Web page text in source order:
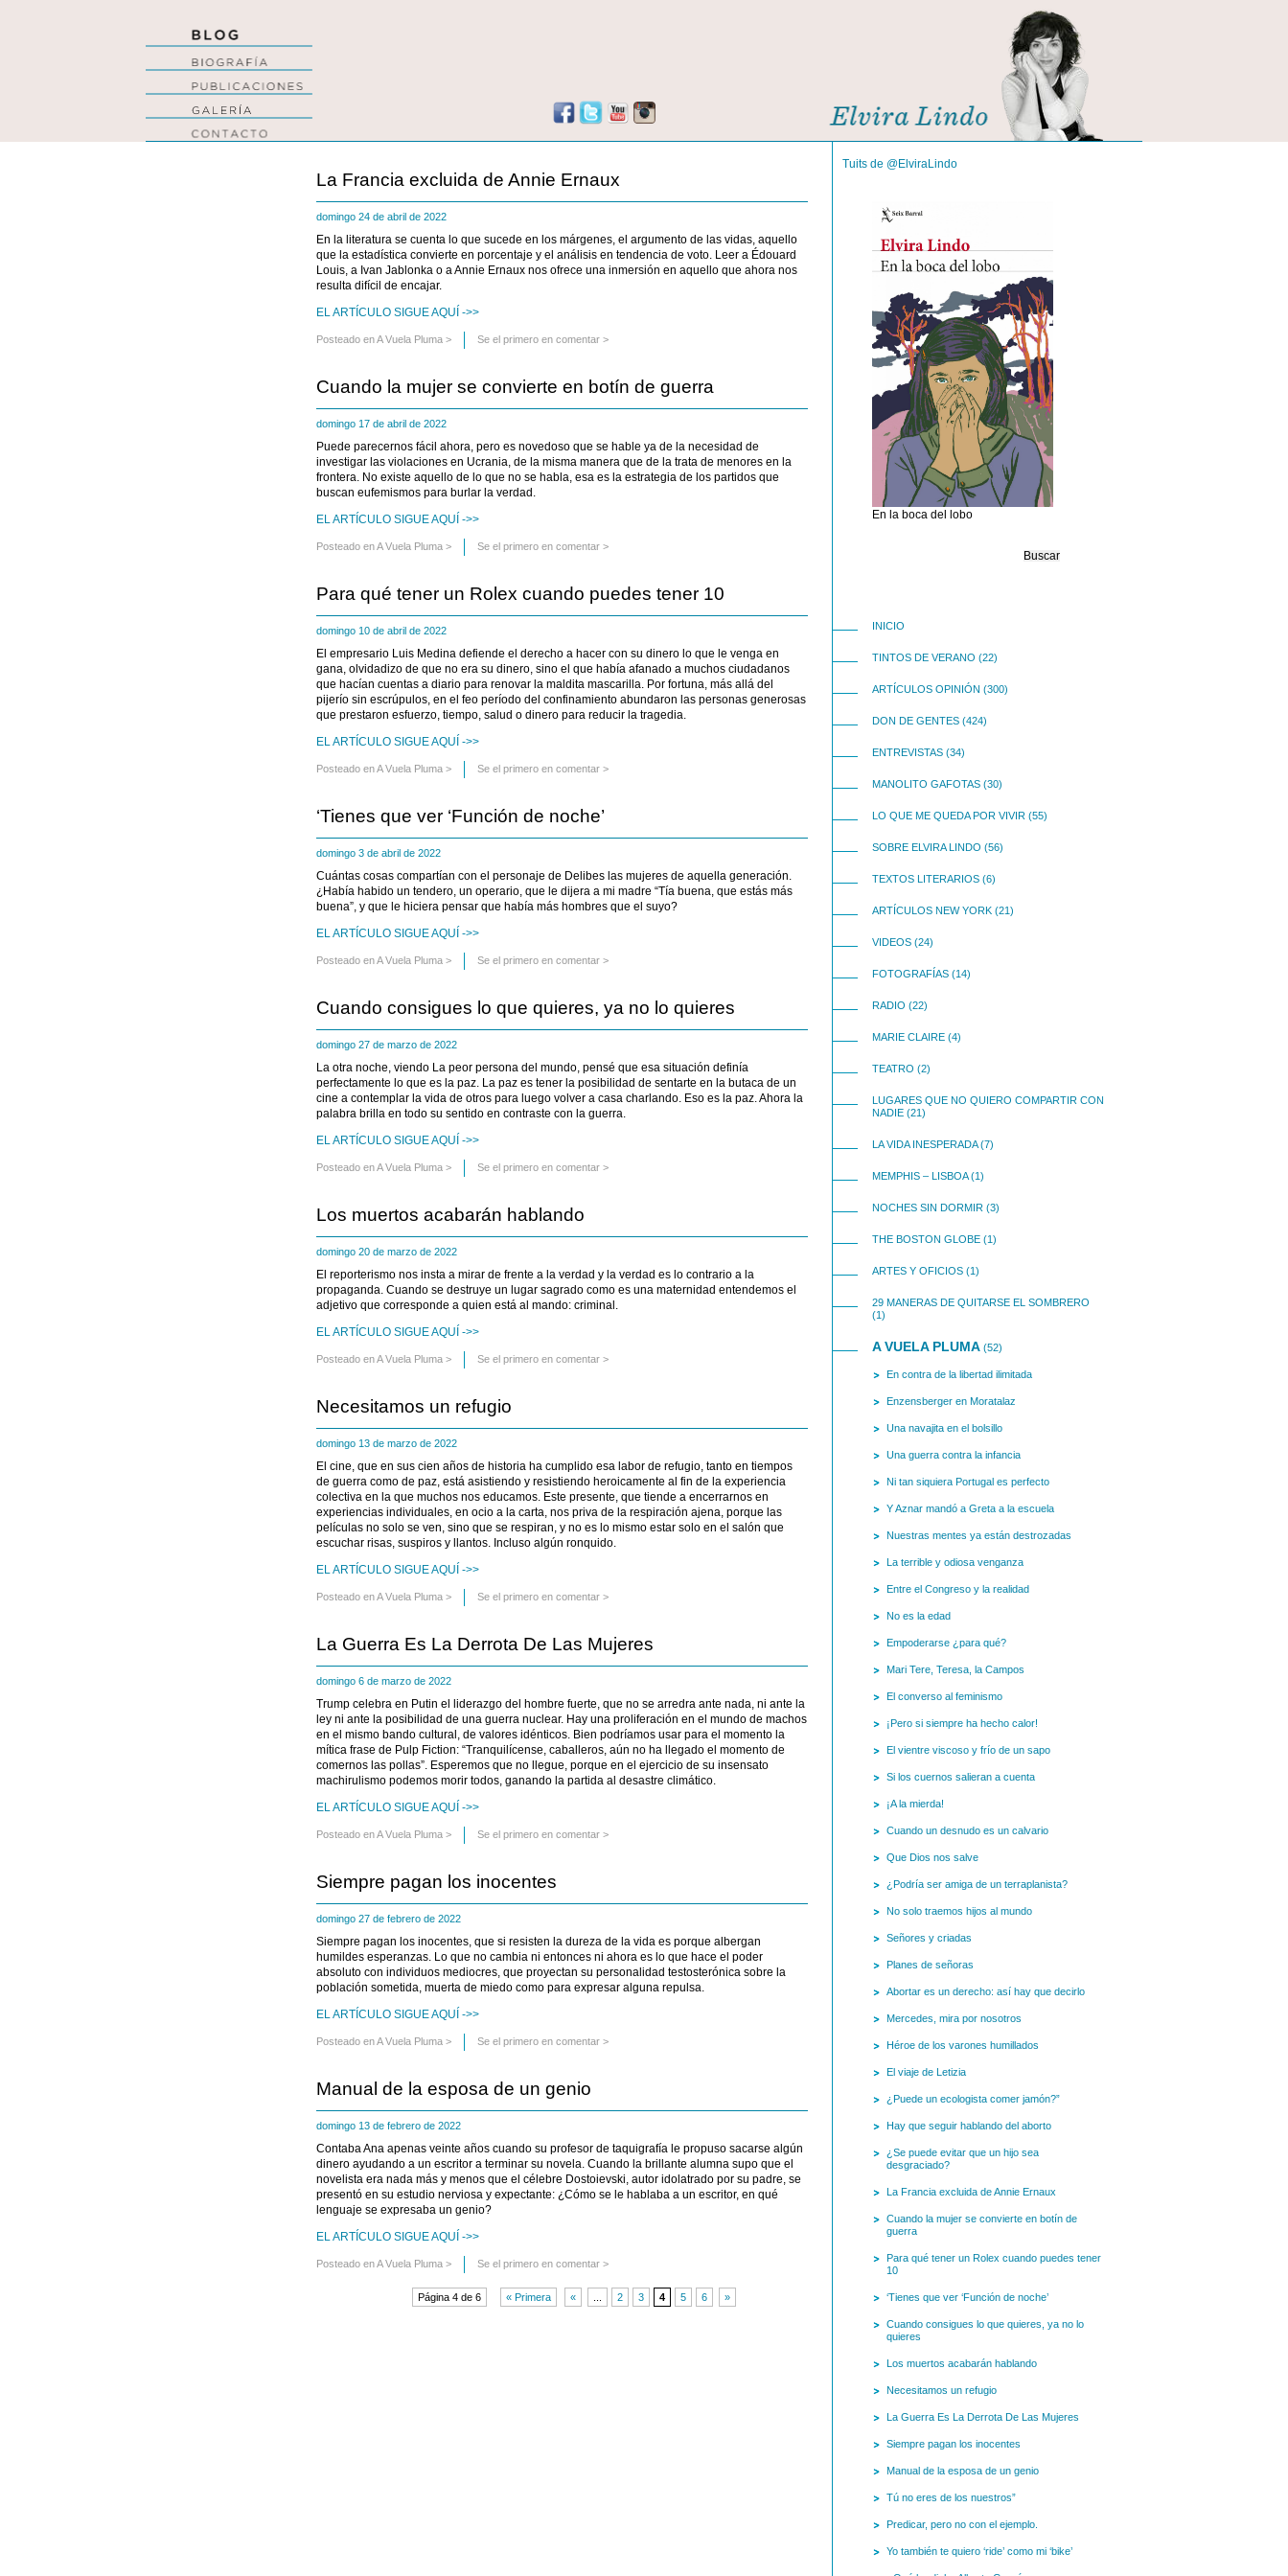
La Francia excluida de Annie Ernaux
domingo 24 de abril de 2022
En la literatura se cuenta lo que sucede en los márgenes, el argumento de las vidas, aquello
que la estadística convierte en porcentaje y el análisis en tendencia de voto. Leer a Édouard
Louis, a Ivan Jablonka o a Annie Ernaux nos ofrece una inmersión en aquello que ahora nos
resulta difícil de encajar.
EL ARTÍCULO SIGUE AQUÍ ->>
Posteado enA Vuela Pluma > Se el primero en comentar >
Cuando la mujer se convierte en botín de guerra
domingo 17 de abril de 2022
Puede parecernos fácil ahora, pero es novedoso que se hable ya de la necesidad de
investigar las violaciones en Ucrania, de la misma manera que de la trata de menores en la
frontera. No existe aquello de lo que no se habla, esa es la estrategia de los partidos que
buscan eufemismos para burlar la verdad.
EL ARTÍCULO SIGUE AQUÍ ->>
Posteado enA Vuela Pluma > Se el primero en comentar >
Para qué tener un Rolex cuando puedes tener 10
domingo 10 de abril de 2022
El empresario Luis Medina defiende el derecho a hacer con su dinero lo que le venga en
gana, olvidadizo de que no era su dinero, sino el que había afanado a muchos ciudadanos
que hacían cuentas a diario para renovar la maldita mascarilla. Por fortuna, más allá del
pijerío sin escrúpulos, en el feo período del confinamiento abundaron las personas generosas
que prestaron esfuerzo, tiempo, salud o dinero para reducir la tragedia.
EL ARTÍCULO SIGUE AQUÍ ->>
Posteado enA Vuela Pluma > Se el primero en comentar >
‘Tienes que ver ‘Función de noche’
domingo 3 de abril de 2022
Cuántas cosas compartían con el personaje de Delibes las mujeres de aquella generación.
¿Había habido un tendero, un operario, que le dijera a mi madre “Tía buena, que estás más
buena”, y que le hiciera pensar que había más hombres que el suyo?
EL ARTÍCULO SIGUE AQUÍ ->>
Posteado enA Vuela Pluma > Se el primero en comentar >
Cuando consigues lo que quieres, ya no lo quieres
domingo 27 de marzo de 2022
La otra noche, viendo La peor persona del mundo, pensé que esa situación definía
perfectamente lo que es la paz. La paz es tener la posibilidad de sentarte en la butaca de un
cine a contemplar la vida de otros para luego volver a casa charlando. Eso es la paz. Ahora la
palabra brilla en todo su sentido en contraste con la guerra.
EL ARTÍCULO SIGUE AQUÍ ->>
Posteado enA Vuela Pluma > Se el primero en comentar >
Los muertos acabarán hablando
domingo 20 de marzo de 2022
El reporterismo nos insta a mirar de frente a la verdad y la verdad es lo contrario a la
propaganda. Cuando se destruye un lugar sagrado como es una maternidad entendemos el
adjetivo que corresponde a quien está al mando: criminal.
EL ARTÍCULO SIGUE AQUÍ ->>
Posteado enA Vuela Pluma > Se el primero en comentar >
Necesitamos un refugio
domingo 13 de marzo de 2022
El cine, que en sus cien años de historia ha cumplido esa labor de refugio, tanto en tiempos
de guerra como de paz, está asistiendo y resistiendo heroicamente al fin de la experiencia
colectiva en la que muchos nos educamos. Este presente, que tiende a encerrarnos en
experiencias individuales, en ocio a la carta, nos priva de la respiración ajena, porque las
películas no solo se ven, sino que se respiran, y no es lo mismo estar solo en el salón que
escuchar risas, suspiros y llantos. Incluso algún ronquido.
EL ARTÍCULO SIGUE AQUÍ ->>
Posteado enA Vuela Pluma > Se el primero en comentar >
La Guerra Es La Derrota De Las Mujeres
domingo 6 de marzo de 2022
Trump celebra en Putin el liderazgo del hombre fuerte, que no se arredra ante nada, ni ante la
ley ni ante la posibilidad de una guerra nuclear. Hay una proliferación en el mundo de machos
en el mismo bando cultural, de valores idénticos. Bien podríamos usar para el momento la
mítica frase de Pulp Fiction: “Tranquilícense, caballeros, aún no ha llegado el momento de
comernos las pollas”. Esperemos que no llegue, porque en el ejercicio de su insensato
machirulismo podemos morir todos, ganando la partida al desastre climático.
EL ARTÍCULO SIGUE AQUÍ ->>
Posteado enA Vuela Pluma > Se el primero en comentar >
Siempre pagan los inocentes
domingo 27 de febrero de 2022
Siempre pagan los inocentes, que si resisten la dureza de la vida es porque albergan
humildes esperanzas. Lo que no cambia ni entonces ni ahora es lo que hace el poder
absoluto con individuos mediocres, que proyectan su personalidad testosterónica sobre la
población sometida, muerta de miedo como para expresar alguna repulsa.
EL ARTÍCULO SIGUE AQUÍ ->>
Posteado enA Vuela Pluma > Se el primero en comentar >
Manual de la esposa de un genio
domingo 13 de febrero de 2022
Contaba Ana apenas veinte años cuando su profesor de taquigrafía le propuso sacarse algún
dinero ayudando a un escritor a terminar su novela. Cuando la brillante alumna supo que el
novelista era nada más y menos que el célebre Dostoievski, autor idolatrado por su padre, se
presentó en su estudio nerviosa y expectante: ¿Cómo se le hablaba a un escritor, en qué
lenguaje se expresaba un genio?
EL ARTÍCULO SIGUE AQUÍ ->>
Posteado enA Vuela Pluma > Se el primero en comentar >
Página 4 de 6 « Primera « 2 3 4 5 6 »
Tuits de @ElviraLindo
En la boca del lobo
INICIO
TINTOS DE VERANO (22)
ARTÍCULOS OPINIÓN (300)
DON DE GENTES (424)
ENTREVISTAS (34)
MANOLITO GAFOTAS (30)
LO QUE ME QUEDA POR VIVIR (55)
SOBRE ELVIRA LINDO (56)
TEXTOS LITERARIOS (6)
ARTÍCULOS NEW YORK (21)
VIDEOS (24)
FOTOGRAFÍAS (14)
RADIO (22)
MARIE CLAIRE (4)
TEATRO (2)
LUGARES QUE NO QUIERO COMPARTIR CON
NADIE (21)
LA VIDA INESPERADA(7)
MEMPHIS – LISBOA(1)
NOCHES SIN DORMIR (3)
THE BOSTON GLOBE (1)
ARTES Y OFICIOS (1)
29 MANERAS DE QUITARSE EL SOMBRERO
(1)
A VUELA PLUMA (52)
En contra de la libertad ilimitada
Enzensberger en Moratalaz
Una navajita en el bolsillo
Una guerra contra la infancia
Ni tan siquiera Portugal es perfecto
Y Aznar mandó a Greta a la escuela
Nuestras mentes ya están destrozadas
La terrible y odiosa venganza
Entre el Congreso y la realidad
No es la edad
Empoderarse ¿para qué?
Mari Tere, Teresa, la Campos
El converso al feminismo
¡Pero si siempre ha hecho calor!
El vientre viscoso y frío de un sapo
Si los cuernos salieran a cuenta
¡A la mierda!
Cuando un desnudo es un calvario
Que Dios nos salve
¿Podría ser amiga de un terraplanista?
No solo traemos hijos al mundo
Señores y criadas
Planes de señoras
Abortar es un derecho: así hay que decirlo
Mercedes, mira por nosotros
Héroe de los varones humillados
El viaje de Letizia
¿Puede un ecologista comer jamón?”
Hay que seguir hablando del aborto
¿Se puede evitar que un hijo sea
desgraciado?
La Francia excluida de Annie Ernaux
Cuando la mujer se convierte en botín de
guerra
Para qué tener un Rolex cuando puedes tener
10
‘Tienes que ver ‘Función de noche’
Cuando consigues lo que quieres, ya no lo
quieres
Los muertos acabarán hablando
Necesitamos un refugio
La Guerra Es La Derrota De Las Mujeres
Siempre pagan los inocentes
Manual de la esposa de un genio
Tú no eres de los nuestros”
Predicar, pero no con el ejemplo.
Yo también te quiero ‘ride’ como mi ‘bike’